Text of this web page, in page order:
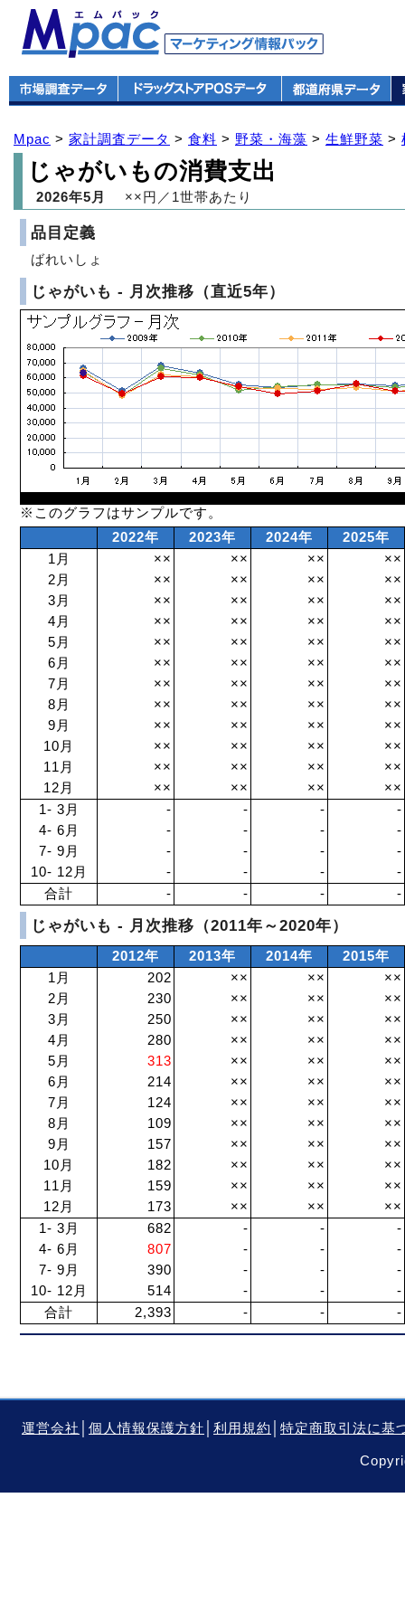
Mpac > 家計調査データ > 食料 > 野菜・海藻 > 生鮮野菜 >
じゃがいもの消費支出
2026年5月 ××円／1世帯あたり
品目定義
ばれいしょ
じゃがいも - 月次推移（直近5年）
※このグラフはサンプルです。
2022年
2023年 2024年
2025年
1月
×× ×× ××
××
2月
×× ×× ××
××
3月
×× ×× ××
××
4月
×× ×× ××
××
5月
×× ×× ××
××
6月
×× ×× ××
××
7月
×× ×× ××
××
8月
×× ×× ××
××
9月
×× ×× ××
××
10月
×× ×× ××
××
11月
×× ×× ××
××
12月
×× ×× ××
××
1- 3月
- - -
-
4- 6月
- - -
-
7- 9月
- - -
-
10- 12月
- - -
-
合計
- - - -
じゃがいも - 月次推移（2011年～2020年）
2012年 2013年 2014年
2015年
1月
202 ×× ××
××
2月
230 ×× ××
××
3月
250 ×× ××
××
4月
280 ×× ××
××
5月
313 ×× ××
××
6月
214 ×× ××
××
7月
124 ×× ××
××
8月
109 ×× ××
××
9月
157 ×× ××
××
10月
182 ×× ××
××
11月
159 ×× ××
××
12月
173 ×× ××
××
1- 3月
682 - -
-
4- 6月
807 - -
-
7- 9月
390 - -
-
10- 12月
514 - -
-
合計
2,393 - - -
運営会社 個人情報保護方針 利用規約 特定商取引法に基